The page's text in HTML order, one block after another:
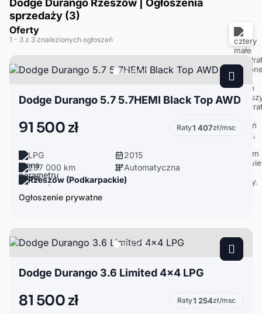
Dodge Durango Rzeszów | Ogłoszenia
sprzedaży (3)
Oferty
1 - 3 z 3 znalezionych ogłoszeń
Dodge Durango 5.7 5.7HEMI Black Top AWD
91 500 zł Raty1 407zł/msc
LPG
2015
207 000 km
Automatyczna
Rzeszów (Podkarpackie)
Ogłoszenie prywatne
Dodge Durango 3.6 Limited 4x4 LPG
81 500 zł Raty1 254zł/msc